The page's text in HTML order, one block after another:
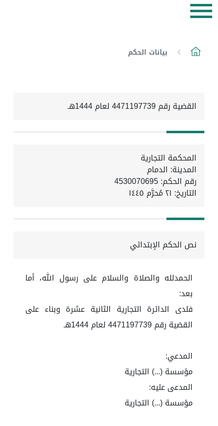
بيانات الحكم
القضية رقم 4471197739 لعام 1444هـ
المحكمة التجارية
المدينة: الدمام
رقم الحكم: 4530070695
التاريخ: ٢١ مُحرَّم ١٤٤٥
نص الحكم الإبتدائي
الحمدلله والصلاة والسلام على رسول الله، أما
بعد:
فلدى الدائرة التجارية الثانية عشرة وبناء على
القضية رقم 4471197739 لعام 1444هـ
المدعي:
مؤسسة (...) التجارية
المدعى عليه:
مؤسسة (...) التجارية